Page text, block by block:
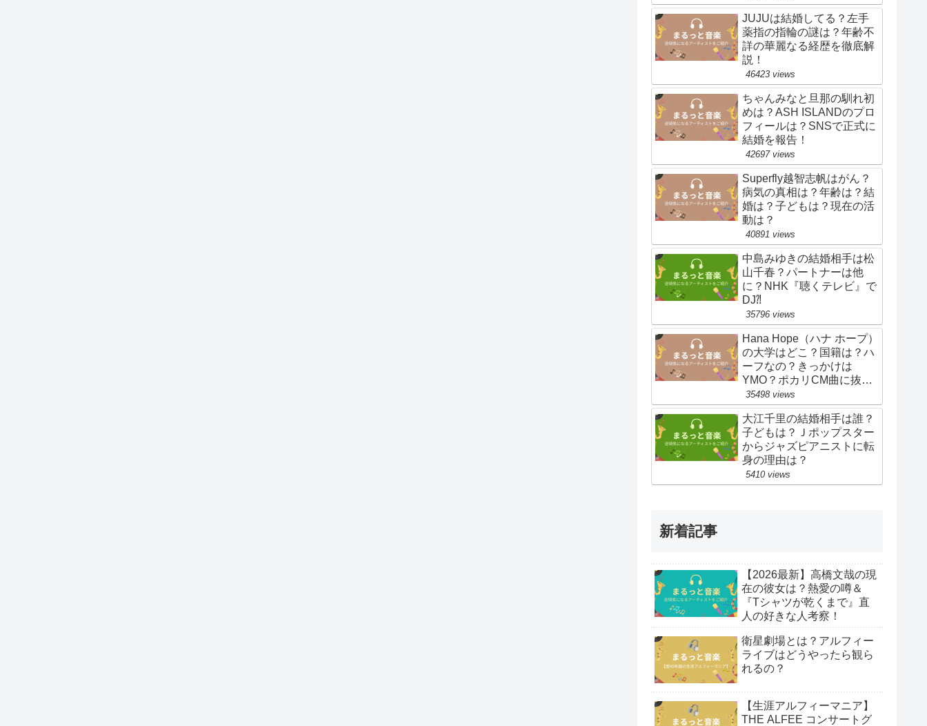
JUJUは結婚してる？左手
薬指の指輪の謎は？年齢不
詳の華麗なる経歴を徹底解
説！
46423 views
ちゃんみなと旦那の馴れ初
めは？ASH ISLANDのプロ
フィールは？SNSで正式に
結婚を報告！
42697 views
Superfly越智志帆はがん？
病気の真相は？年齢は？結
婚は？子どもは？現在の活
動は？
40891 views
中島みゆきの結婚相手は松
山千春？パートナーは他
に？NHK『聴くテレビ』で
DJ⁈
35796 views
Hana Hope（ハナ ホープ）
の大学はどこ？国籍は？ハ
ーフなの？きっかけは
YMO？ポカリCM曲に抜
擢！
35498 views
大江千里の結婚相手は誰？
子どもは？Ｊポップスター
からジャズピアニストに転
身の理由は？
5410 views
新着記事
【2026最新】高橋文哉の現
在の彼女は？熱愛の噂＆
『Tシャツが乾くまで』直
人の好きな人考察！
衛星劇場とは？アルフィー
ライブはどうやったら観ら
れるの？
【生涯アルフィーマニア】
THE ALFEE コンサートグ